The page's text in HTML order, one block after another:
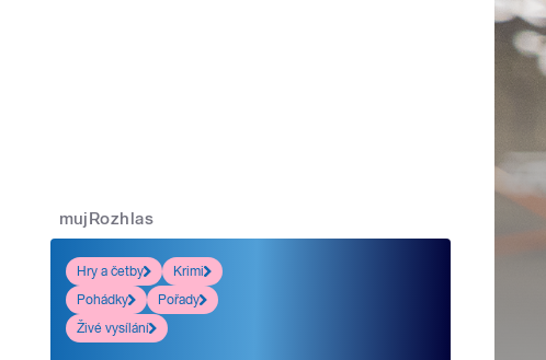
mujRozhlas
Hry a četby
Krimi
Pohádky
Pořady
Živé vysílání